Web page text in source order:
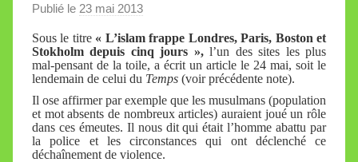
Publié le 23 mai 2013
r
M
r
e
i
Sous le titre « L’islam frappe Londres, Paris, Boston et
Stokholm depuis cinq jours »,l’un des sites les plus
mal-pensant de la toile, a écrit un article le 24 mai, soit le
lendemain de celui du Temps (voir précédente note).
Il ose affirmer par exemple que les musulmans (population
et mot absents de nombreux articles) auraient joué un rôle
dans ces émeutes. Il nous dit qui était l’homme abattu par
la police et les circonstances qui ont déclenché ce
déchaînement de violence.